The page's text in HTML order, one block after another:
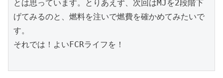
とは思っています。とりあえず、次回はMJを2段階下
げてみるのと、燃料を注いで燃費を確かめてみたいで
す。
それでは！よいFCRライフを！